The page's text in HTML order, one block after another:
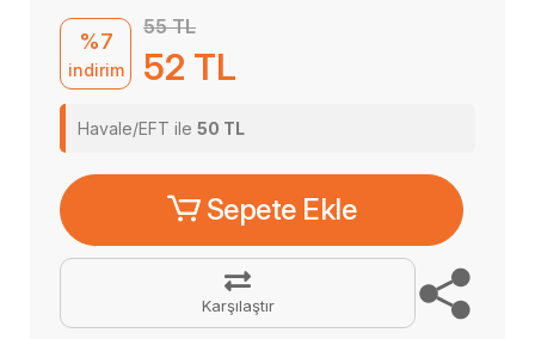
%7
indirim
55 TL
52 TL
Havale/EFT ile 50 TL
Sepete Ekle
Karşılaştır